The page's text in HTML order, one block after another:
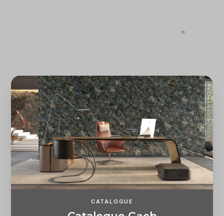
CATALOGUE
Quên mật khẩu?
ĐĂNG KÝ ĐĂNG NHẬP